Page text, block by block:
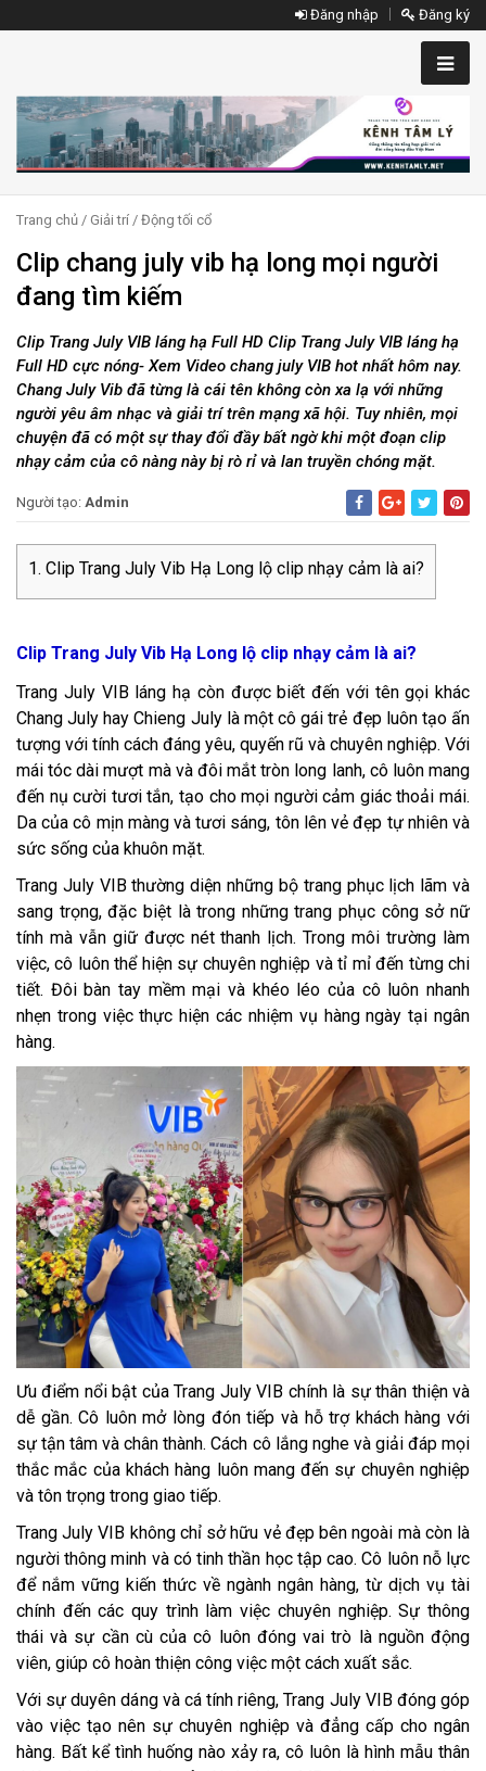
Đăng nhập Đăng ký
Trang chủ / Giải trí / Động tối cổ
Clip chang july vib hạ long mọi người
đang tìm kiếm
Clip Trang July VIB láng hạ Full HD Clip Trang July VIB láng hạ
Full HD cực nóng- Xem Video chang july VIB hot nhất hôm nay.
Chang July Vib đã từng là cái tên không còn xa lạ với những
người yêu âm nhạc và giải trí trên mạng xã hội. Tuy nhiên, mọi
chuyện đã có một sự thay đổi đầy bất ngờ khi một đoạn clip
nhạy cảm của cô nàng này bị rò rỉ và lan truyền chóng mặt.
Người tạo: Admin
Clip Trang July Vib Hạ Long lộ clip nhạy cảm là ai?
Clip Trang July Vib Hạ Long lộ clip nhạy cảm là ai?
Trang July VIB láng hạ còn được biết đến với tên gọi khác
Chang July hay Chieng July là một cô gái trẻ đẹp luôn tạo ấn
tượng với tính cách đáng yêu, quyến rũ và chuyên nghiệp. Với
mái tóc dài mượt mà và đôi mắt tròn long lanh, cô luôn mang
đến nụ cười tươi tắn, tạo cho mọi người cảm giác thoải mái.
Da của cô mịn màng và tươi sáng, tôn lên vẻ đẹp tự nhiên và
sức sống của khuôn mặt.
Trang July VIB thường diện những bộ trang phục lịch lãm và
sang trọng, đặc biệt là trong những trang phục công sở nữ
tính mà vẫn giữ được nét thanh lịch. Trong môi trường làm
việc, cô luôn thể hiện sự chuyên nghiệp và tỉ mỉ đến từng chi
tiết. Đôi bàn tay mềm mại và khéo léo của cô luôn nhanh
nhẹn trong việc thực hiện các nhiệm vụ hàng ngày tại ngân
hàng.
Ưu điểm nổi bật của Trang July VIB chính là sự thân thiện và
dễ gần. Cô luôn mở lòng đón tiếp và hỗ trợ khách hàng với
sự tận tâm và chân thành. Cách cô lắng nghe và giải đáp mọi
thắc mắc của khách hàng luôn mang đến sự chuyên nghiệp
và tôn trọng trong giao tiếp.
Trang July VIB không chỉ sở hữu vẻ đẹp bên ngoài mà còn là
người thông minh và có tinh thần học tập cao. Cô luôn nỗ lực
để nắm vững kiến thức về ngành ngân hàng, từ dịch vụ tài
chính đến các quy trình làm việc chuyên nghiệp. Sự thông
thái và sự cần cù của cô luôn đóng vai trò là nguồn động
viên, giúp cô hoàn thiện công việc một cách xuất sắc.
Với sự duyên dáng và cá tính riêng, Trang July VIB đóng góp
vào việc tạo nên sự chuyên nghiệp và đẳng cấp cho ngân
hàng. Bất kể tình huống nào xảy ra, cô luôn là hình mẫu thân